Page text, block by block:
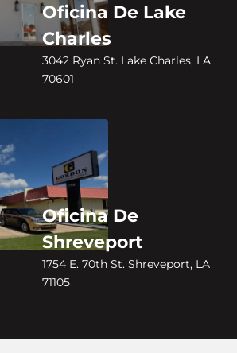
Oficina De Lake
Charles
3042 Ryan St. Lake Charles, LA
70601
Oficina De
Shreveport
1754 E. 70th St. Shreveport, LA
71105